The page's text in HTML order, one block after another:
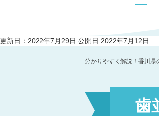
更新日：2022年7月29日 公開日:2022年7月12日
分かりやすく解説！香川県
歯